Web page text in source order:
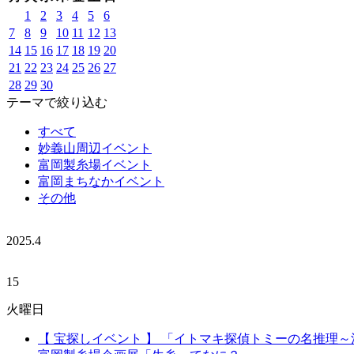
1
2 3 4 5
6
7
8 9 10 11 12 13
14 15 16 17 18 19 20
21 22 23 24 25 26 27
28 29 30
テーマで絞り込む
すべて
妙義山周辺イベント
富岡製糸場イベント
富岡まちなかイベント
その他
2025.4
15
火曜日
【 宝探しイベント 】 「イトマキ探偵トミーの名推理